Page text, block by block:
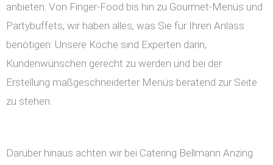
anbieten. Von Finger-Food bis hin zu Gourmet-Menüs und
Partybuffets, wir haben alles, was Sie für Ihren Anlass
benötigen. Unsere Köche sind Experten darin,
Kundenwünschen gerecht zu werden und bei der
Erstellung maßgeschneiderter Menüs beratend zur Seite
zu stehen.
Darüber hinaus achten wir bei Catering Bellmann Anzing